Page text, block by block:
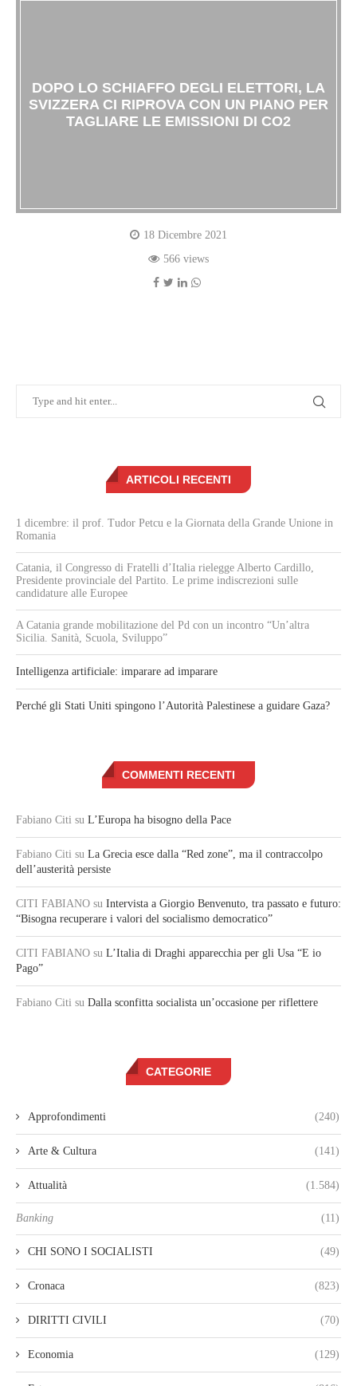
DOPO LO SCHIAFFO DEGLI ELETTORI, LA
SVIZZERA CI RIPROVA CON UN PIANO PER
TAGLIARE LE EMISSIONI DI CO2
18 Dicembre 2021
566 views
ARTICOLI RECENTI
1 dicembre: il prof. Tudor Petcu e la Giornata della Grande Unione in
Romania
Catania, il Congresso di Fratelli d’Italia rielegge Alberto Cardillo,
Presidente provinciale del Partito. Le prime indiscrezioni sulle
candidature alle Europee
A Catania grande mobilitazione del Pd con un incontro “Un’altra
Sicilia. Sanità, Scuola, Sviluppo”
Intelligenza artificiale: imparare ad imparare
Perché gli Stati Uniti spingono l’Autorità Palestinese a guidare Gaza?
COMMENTI RECENTI
Fabiano Citi su L’Europa ha bisogno della Pace
Fabiano Citi su La Grecia esce dalla “Red zone”, ma il contraccolpo
dell’austerità persiste
CITI FABIANO su Intervista a Giorgio Benvenuto, tra passato e futuro:
“Bisogna recuperare i valori del socialismo democratico”
CITI FABIANO su L’Italia di Draghi apparecchia per gli Usa “E io
Pago”
Fabiano Citi su Dalla sconfitta socialista un’occasione per riflettere
CATEGORIE
Approfondimenti (240)
Arte & Cultura (141)
Attualità (1.584)
Banking (11)
CHI SONO I SOCIALISTI (49)
Cronaca (823)
DIRITTI CIVILI (70)
Economia (129)